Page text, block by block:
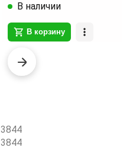
В наличии
В корзину
3844
3844